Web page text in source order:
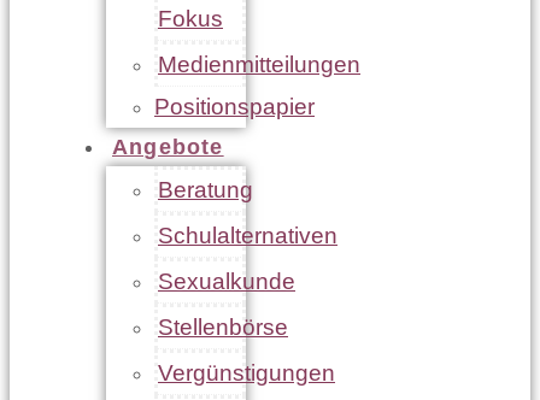
Fokus
Medienmitteilungen
Positionspapier
Angebote
Beratung
Schulalternativen
Sexualkunde
Stellenbörse
Vergünstigungen